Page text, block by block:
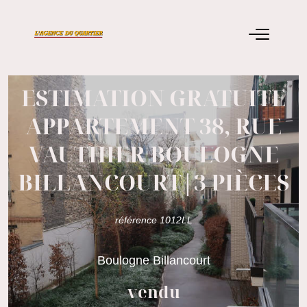
ESTIMATION GRATUITE
APPARTEMENT 38, RUE
VAUTHIER BOULOGNE
BILLANCOURT|3 PIÈCES
référence 1012LL
Boulogne Billancourt
vendu